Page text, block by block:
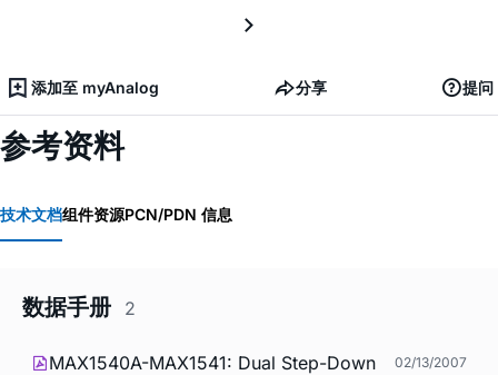
添加至 myAnalog 分享 提问
参考资料
技术文档组件资源PCN/PDN 信息
数据手册 2
MAX1540A-MAX1541: Dual Step-Down
02/13/2007